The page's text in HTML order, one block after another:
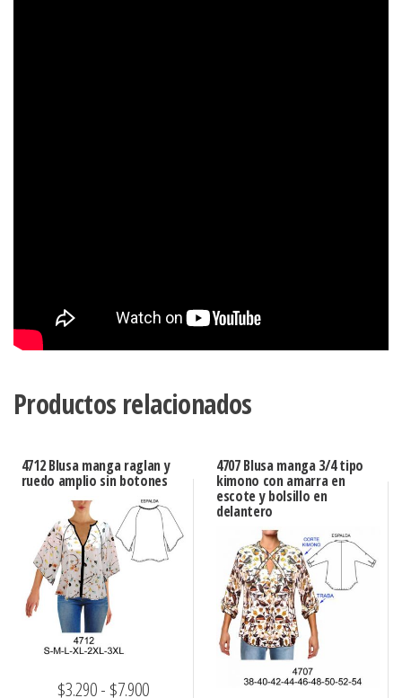
Productos relacionados
4712 Blusa manga raglan y
ruedo amplio sin botones
$3.290- $7.900Rango
4707 Blusa manga 3/4 tipo
kimono con amarra en
escote y bolsillo en
delantero